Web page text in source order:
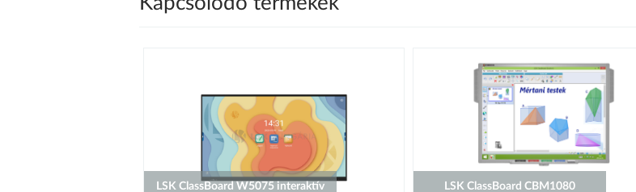
LSK ClassBoard W5075 interaktív LSK ClassBoard CBM1080